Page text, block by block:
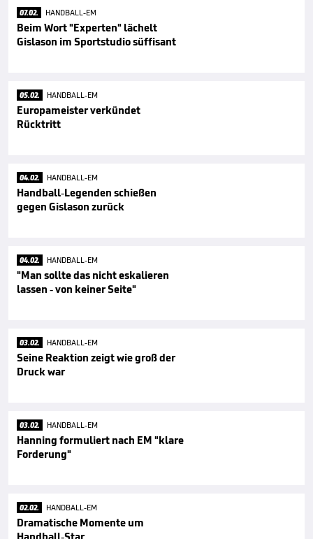
07.02. HANDBALL-EM
Beim Wort "Experten" lächelt
Gislason im Sportstudio süffisant
05.02. HANDBALL-EM
Europameister verkündet
Rücktritt
04.02. HANDBALL-EM
Handball-Legenden schießen
gegen Gislason zurück
04.02. HANDBALL-EM
"Man sollte das nicht eskalieren
lassen - von keiner Seite"
03.02. HANDBALL-EM
Seine Reaktion zeigt wie groß der
Druck war
03.02. HANDBALL-EM
Hanning formuliert nach EM "klare
Forderung"
02.02. HANDBALL-EM
Dramatische Momente um